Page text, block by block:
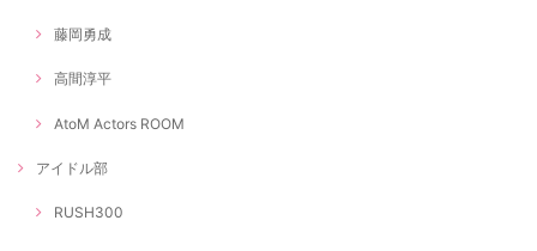
藤岡勇成
高間淳平
AtoM Actors ROOM
アイドル部
RUSH300